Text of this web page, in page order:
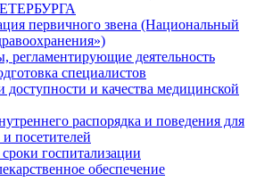
первичного звена (Национальный
регламентирующие деятельность
специалистов
доступности и качества медицинской
распорядка и поведения для
посетителей
госпитализации
обеспечение